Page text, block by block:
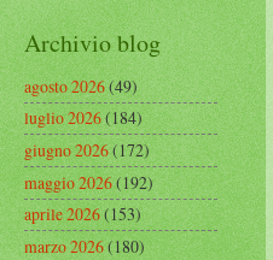
Archivio blog
agosto 2026(49)
luglio 2026(184)
giugno 2026(172)
maggio 2026(192)
aprile 2026(153)
marzo 2026(180)